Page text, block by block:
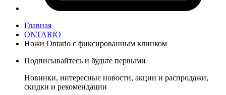
Главная
ONTARIO
Ножи Ontario c фиксированным клинком
Подписывайтесь и будьте первыми
Новинки, интересные новости, акции и распродажи,
скидки и рекомендации